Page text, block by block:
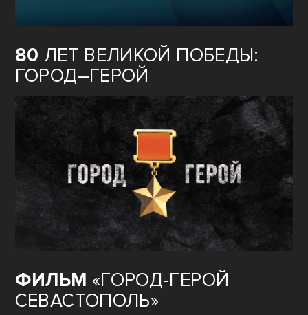
80 ЛЕТ ВЕЛИКОЙ ПОБЕДЫ:
ГОРОД–ГЕРОЙ
ФИЛЬМ «ГОРОД-ГЕРОЙ
СЕВАСТОПОЛЬ»